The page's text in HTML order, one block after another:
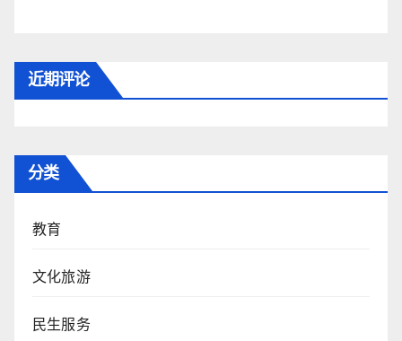
近期评论
分类
教育
文化旅游
民生服务